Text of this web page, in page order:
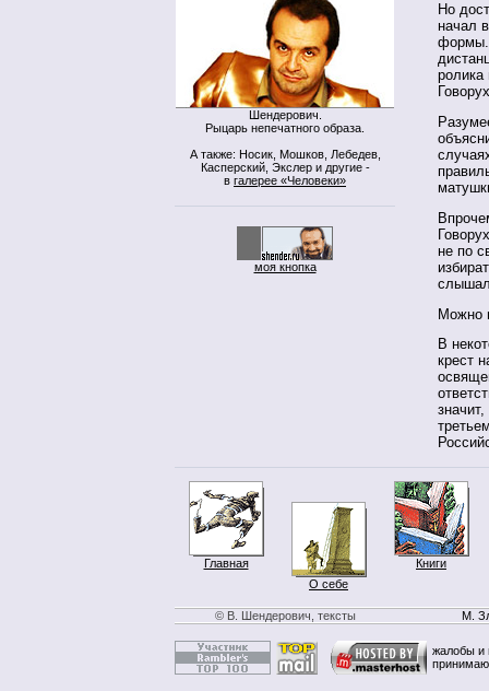
Шендерович.
Рыцарь непечатного образа.
А также: Носик, Мошков, Лебедев,
Касперский, Экслер и другие -
в галерее «Человеки»
моя кнопка
Но
начал
формы.
ролика
не по
Можно
В
крест
Главная
О себе
Книги
© В. Шендерович, тексты М.
жалобы и